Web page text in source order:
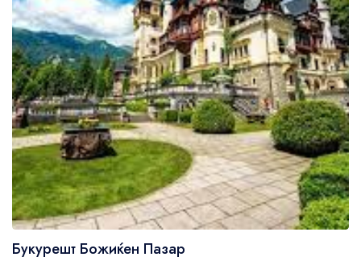
Букурешт Божиќен Пазар
Westminster Borough
21
Kensington and Chelsea
78
Oxford Street
679